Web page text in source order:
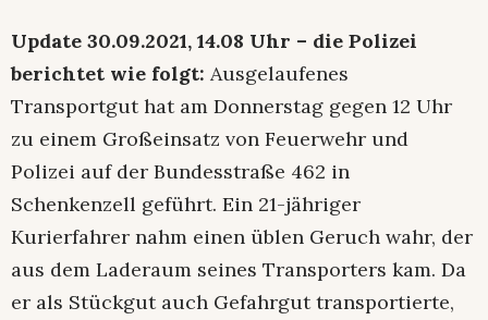
Update 30.09.2021, 14.08 Uhr – die Polizei
berichtet wie folgt: Ausgelaufenes
Transportgut hat am Donnerstag gegen 12 Uhr
zu einem Großeinsatz von Feuerwehr und
Polizei auf der Bundesstraße 462 in
Schenkenzell geführt. Ein 21-jähriger
Kurierfahrer nahm einen üblen Geruch wahr, der
aus dem Laderaum seines Transporters kam. Da
er als Stückgut auch Gefahrgut transportierte,